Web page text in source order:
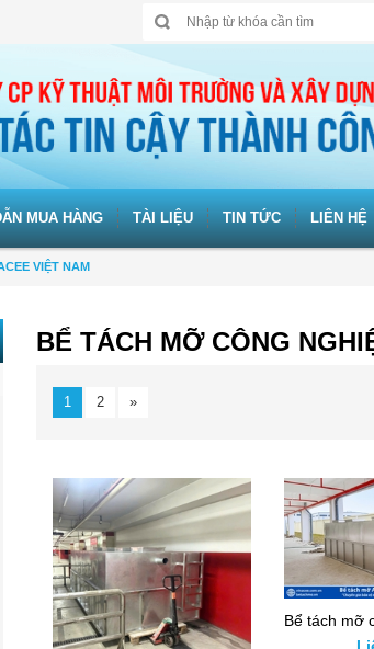
MUA HÀNG TÀI LIỆU TIN TỨC LIÊN HỆ
VIỆT NAM
BỂ TÁCH MỠ CÔNG
1 2 »